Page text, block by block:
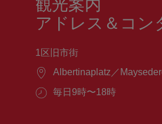
観光案内
アドレス＆コン
1区旧市街
場
Albertinaplatz／
営
毎日9時〜18時